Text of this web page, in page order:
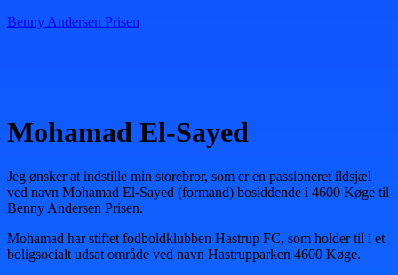
Benny Andersen Prisen
Mohamad El-Sayed
Jeg ønsker at indstille min storebror, som er en passioneret ildsjæl
ved navn Mohamad El-Sayed (formand) bosiddende i 4600 Køge til
Benny Andersen Prisen.
Mohamad har stiftet fodboldklubben Hastrup FC, som holder til i et
boligsocialt udsat område ved navn Hastrupparken 4600 Køge.